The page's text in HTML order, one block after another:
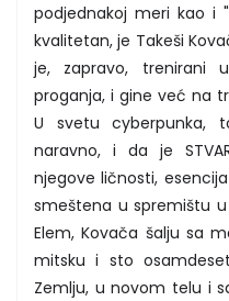
podjednakoj meri kao i
kvalitetan, je Takeši
je, zapravo, trenirani
proganja, i gine već na
U svetu cyberpunka,
naravno, i da je
njegove ličnosti,
smeštena u spremištu
Elem, Kovača šalju sa
mitsku i sto
Zemlju, u novom telu i